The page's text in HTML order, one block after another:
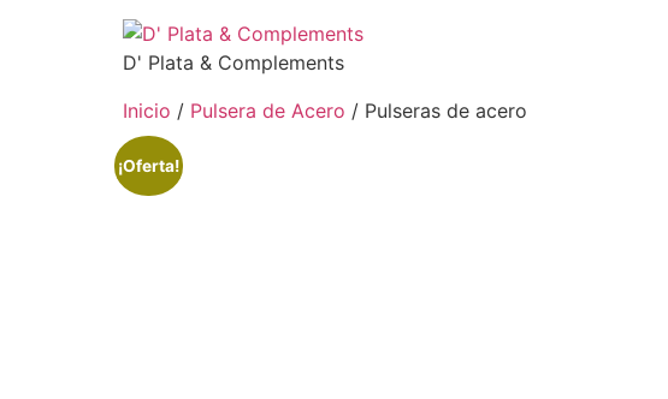
D' Plata & Complements
Inicio / Pulsera de Acero / Pulseras de acero
¡Oferta!